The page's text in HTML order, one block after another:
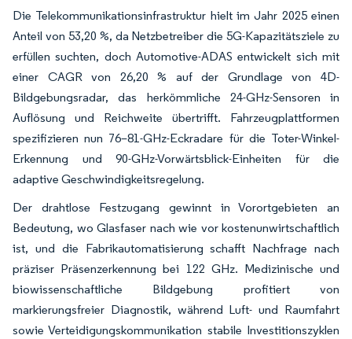
Die Telekommunikationsinfrastruktur hielt im Jahr 2025 einen
Anteil von 53,20 %, da Netzbetreiber die 5G-Kapazitätsziele zu
erfüllen suchten, doch Automotive-ADAS entwickelt sich mit
einer CAGR von 26,20 % auf der Grundlage von 4D-
Bildgebungsradar, das herkömmliche 24-GHz-Sensoren in
Auflösung und Reichweite übertrifft. Fahrzeugplattformen
spezifizieren nun 76–81-GHz-Eckradare für die Toter-Winkel-
Erkennung und 90-GHz-Vorwärtsblick-Einheiten für die
adaptive Geschwindigkeitsregelung.
Der drahtlose Festzugang gewinnt in Vorortgebieten an
Bedeutung, wo Glasfaser nach wie vor kostenunwirtschaftlich
ist, und die Fabrikautomatisierung schafft Nachfrage nach
präziser Präsenzerkennung bei 122 GHz. Medizinische und
biowissenschaftliche Bildgebung profitiert von
markierungsfreier Diagnostik, während Luft- und Raumfahrt
sowie Verteidigungskommunikation stabile Investitionszyklen